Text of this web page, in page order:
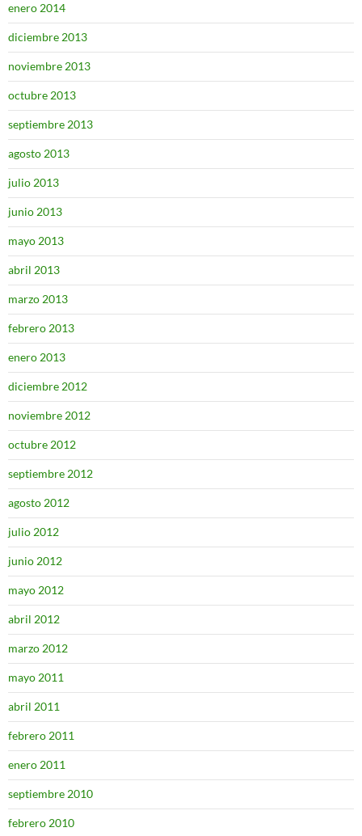
enero 2014
diciembre 2013
noviembre 2013
octubre 2013
septiembre 2013
agosto 2013
julio 2013
junio 2013
mayo 2013
abril 2013
marzo 2013
febrero 2013
enero 2013
diciembre 2012
noviembre 2012
octubre 2012
septiembre 2012
agosto 2012
julio 2012
junio 2012
mayo 2012
abril 2012
marzo 2012
mayo 2011
abril 2011
febrero 2011
enero 2011
septiembre 2010
febrero 2010